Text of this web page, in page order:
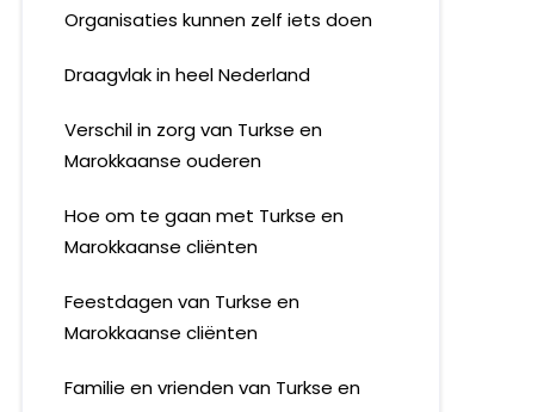
Organisaties kunnen zelf iets doen
Draagvlak in heel Nederland
Verschil in zorg van Turkse en
Marokkaanse ouderen
Hoe om te gaan met Turkse en
Marokkaanse cliënten
Feestdagen van Turkse en
Marokkaanse cliënten
Familie en vrienden van Turkse en